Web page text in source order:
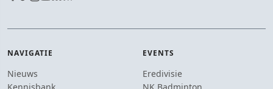
NAVIGATIE
Nieuws
Kennisbank
EVENTS
Eredivisie
NK Badminton